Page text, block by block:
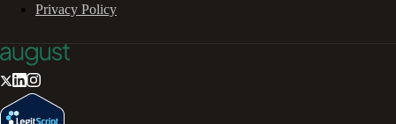
Privacy Policy